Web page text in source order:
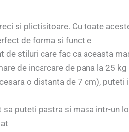
si plictisitoare. Cu toate
de forma si functie
de stiluri care fac ca aceasta
de incarcare de pana la 25 kg
o distanta de 7 cm), puteti
puteti pastra si masa intr-un